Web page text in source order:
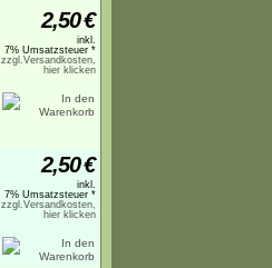
2,50€
inkl.
7% Umsatzsteuer *
zzgl.Versandkosten,
hier klicken
2,50€
inkl.
7% Umsatzsteuer *
zzgl.Versandkosten,
hier klicken